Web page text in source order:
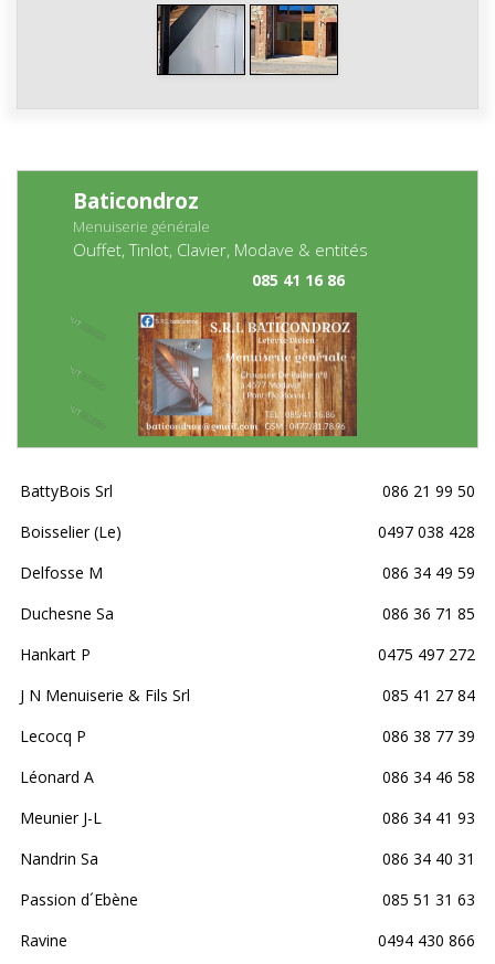
Baticondroz
Menuiserie générale
Ouffet, Tinlot, Clavier, Modave & entités
085 41 16 86
BattyBois Srl
086 21 99 50
Boisselier (Le)
0497 038 428
Delfosse M
086 34 49 59
Duchesne Sa
086 36 71 85
Hankart P
0475 497 272
J N Menuiserie & Fils Srl
085 41 27 84
Lecocq P
086 38 77 39
Léonard A
086 34 46 58
Meunier J-L
086 34 41 93
Nandrin Sa
086 34 40 31
Passion d´Ebène
085 51 31 63
Ravine
0494 430 866